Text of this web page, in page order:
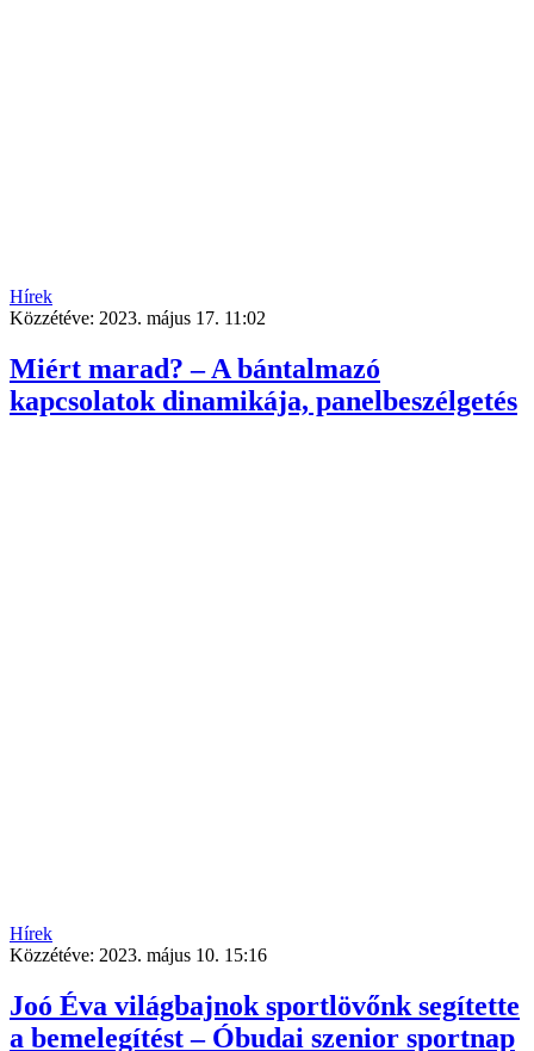
Hírek
Közzétéve: 2023. május 17. 11:02
Miért marad? – A bántalmazó
kapcsolatok dinamikája, panelbeszélgetés
Hírek
Közzétéve: 2023. május 10. 15:16
Joó Éva világbajnok sportlövőnk segítette
a bemelegítést ‒ Óbudai szenior sportnap